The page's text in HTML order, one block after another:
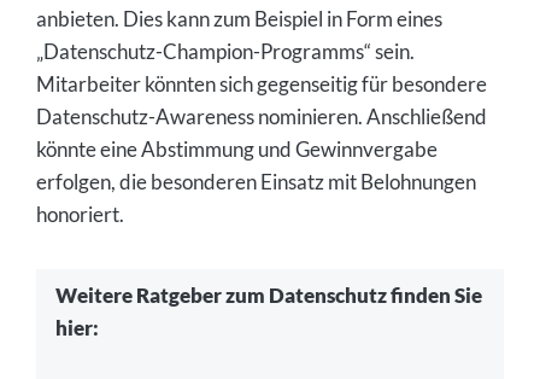
anbieten. Dies kann zum Beispiel in Form eines
„Datenschutz-Champion-Programms“ sein.
Mitarbeiter könnten sich gegenseitig für besondere
Datenschutz-Awareness nominieren. Anschließend
könnte eine Abstimmung und Gewinnvergabe
erfolgen, die besonderen Einsatz mit Belohnungen
honoriert.
Weitere Ratgeber zum Datenschutz finden Sie
hier: